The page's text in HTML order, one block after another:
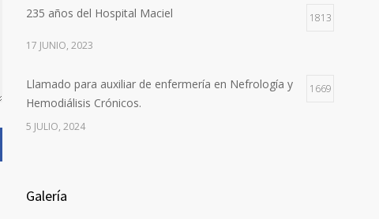
235 años del Hospital Maciel 1813
17 JUNIO, 2023
Llamado para auxiliar de enfermería en Nefrología y
Hemodiálisis Crónicos.
1669
5 JULIO, 2024
Galería